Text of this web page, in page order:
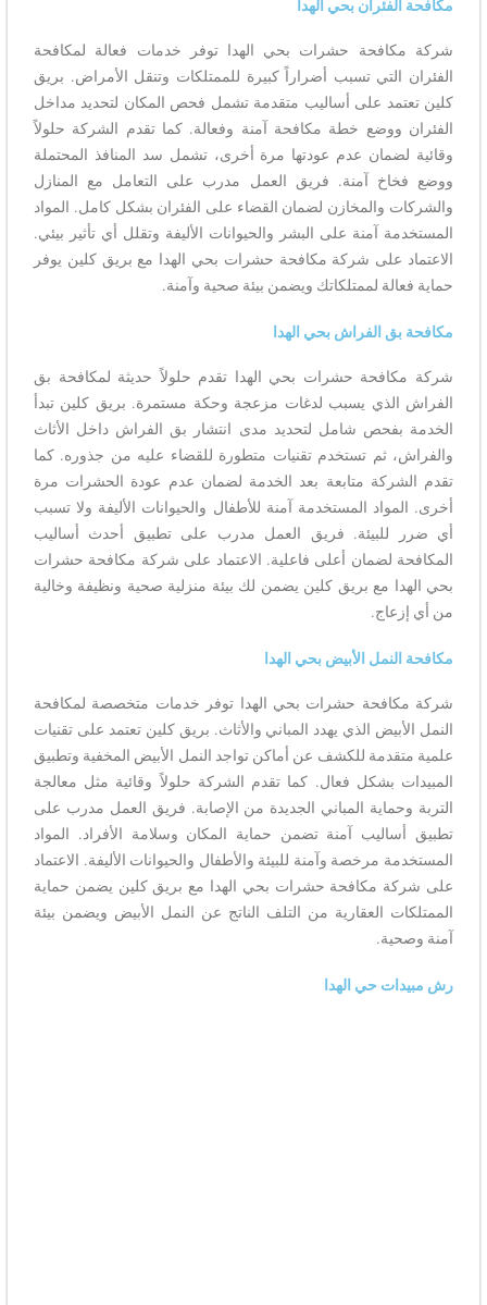
مكافحة الفئران بحي الهدا
شركة مكافحة حشرات بحي الهدا توفر خدمات فعالة لمكافحة
الفئران التي تسبب أضراراً كبيرة للممتلكات وتنقل الأمراض. بريق
كلين تعتمد على أساليب متقدمة تشمل فحص المكان لتحديد مداخل
الفئران ووضع خطة مكافحة آمنة وفعالة. كما تقدم الشركة حلولاً
وقائية لضمان عدم عودتها مرة أخرى، تشمل سد المنافذ المحتملة
ووضع فخاخ آمنة. فريق العمل مدرب على التعامل مع المنازل
والشركات والمخازن لضمان القضاء على الفئران بشكل كامل. المواد
المستخدمة آمنة على البشر والحيوانات الأليفة وتقلل أي تأثير بيئي.
الاعتماد على شركة مكافحة حشرات بحي الهدا مع بريق كلين يوفر
حماية فعالة لممتلكاتك ويضمن بيئة صحية وآمنة.
مكافحة بق الفراش بحي الهدا
شركة مكافحة حشرات بحي الهدا تقدم حلولاً حديثة لمكافحة بق
الفراش الذي يسبب لدغات مزعجة وحكة مستمرة. بريق كلين تبدأ
الخدمة بفحص شامل لتحديد مدى انتشار بق الفراش داخل الأثاث
والفراش، ثم تستخدم تقنيات متطورة للقضاء عليه من جذوره. كما
تقدم الشركة متابعة بعد الخدمة لضمان عدم عودة الحشرات مرة
أخرى. المواد المستخدمة آمنة للأطفال والحيوانات الأليفة ولا تسبب
أي ضرر للبيئة. فريق العمل مدرب على تطبيق أحدث أساليب
المكافحة لضمان أعلى فاعلية. الاعتماد على شركة مكافحة حشرات
بحي الهدا مع بريق كلين يضمن لك بيئة منزلية صحية ونظيفة وخالية
من أي إزعاج.
مكافحة النمل الأبيض بحي الهدا
شركة مكافحة حشرات بحي الهدا توفر خدمات متخصصة لمكافحة
النمل الأبيض الذي يهدد المباني والأثاث. بريق كلين تعتمد على تقنيات
علمية متقدمة للكشف عن أماكن تواجد النمل الأبيض المخفية وتطبيق
المبيدات بشكل فعال. كما تقدم الشركة حلولاً وقائية مثل معالجة
التربة وحماية المباني الجديدة من الإصابة. فريق العمل مدرب على
تطبيق أساليب آمنة تضمن حماية المكان وسلامة الأفراد. المواد
المستخدمة مرخصة وآمنة للبيئة والأطفال والحيوانات الأليفة. الاعتماد
على شركة مكافحة حشرات بحي الهدا مع بريق كلين يضمن حماية
الممتلكات العقارية من التلف الناتج عن النمل الأبيض ويضمن بيئة
آمنة وصحية.
رش مبيدات حي الهدا